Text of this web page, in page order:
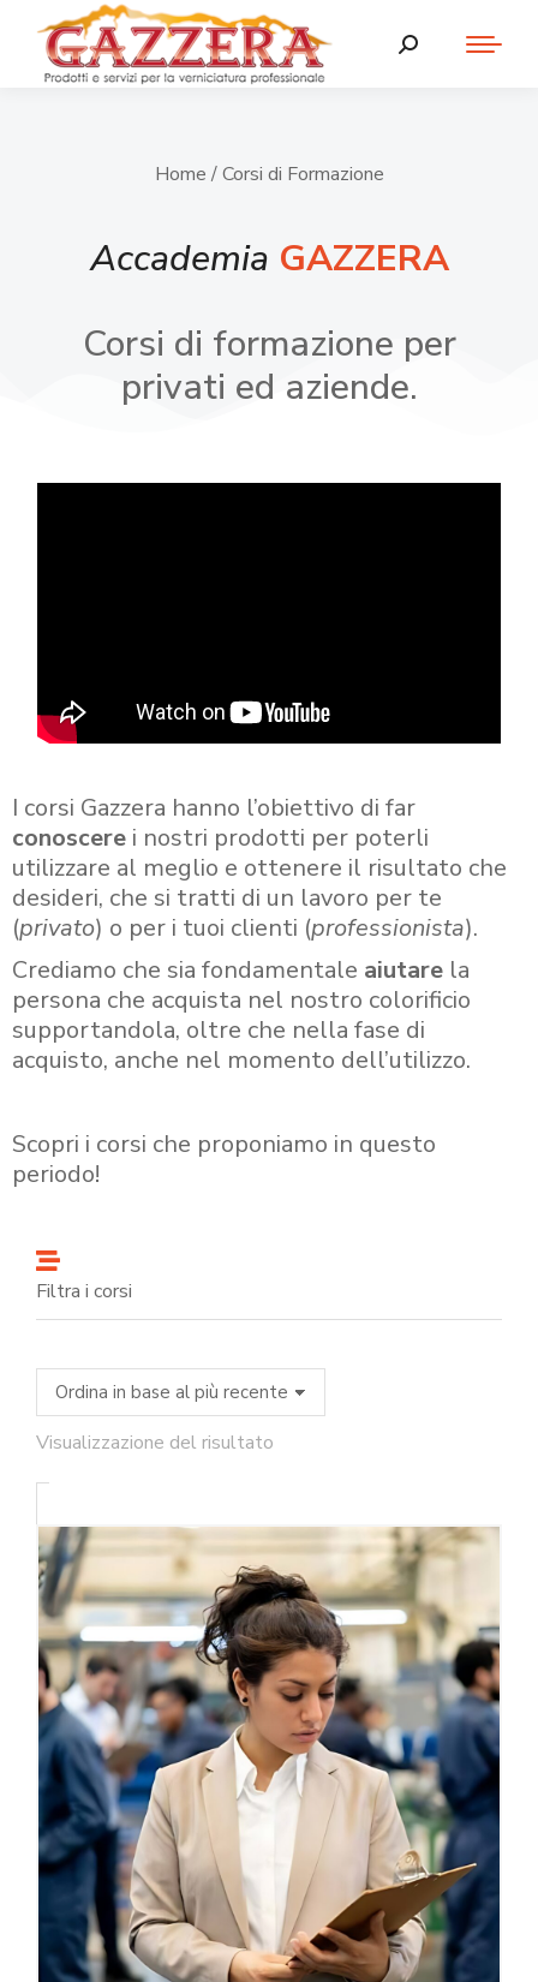
Home / Corsi di Formazione
Accademia GAZZERA
Corsi di formazione per
privati ed aziende.
I corsi Gazzera hanno l’obiettivo di far
conoscere i nostri prodotti per poterli
utilizzare al meglio e ottenere il risultato che
desideri, che si tratti di un lavoro per te
(privato) o per i tuoi clienti (professionista).
Crediamo che sia fondamentale aiutare la
persona che acquista nel nostro colorificio
supportandola, oltre che nella fase di
acquisto, anche nel momento dell’utilizzo.
Scopri i corsi che proponiamo in questo
periodo!
Filtra i corsi
Visualizzazione del risultato